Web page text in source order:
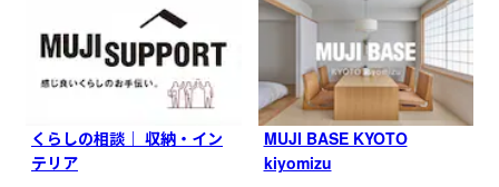
くらしの相談｜ 収納・イン
テリア
MUJI BASE KYOTO
kiyomizu